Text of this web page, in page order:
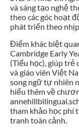
và sáng tạo nghệ
theo các góc hoạt
phát triển theo
Điểm khác biệt
Cambridge Early
(Tiểu học), giúp trẻ
và giáo viên Việt
song ngữ tự nhiên
hiểu thêm về
tham khảo học phí
tranh toàn cảnh.